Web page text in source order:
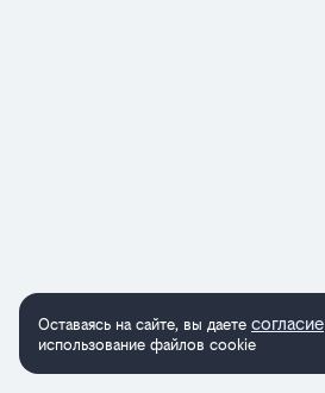
Оставаясь на сайте, вы даете согласие
использование файлов cookie